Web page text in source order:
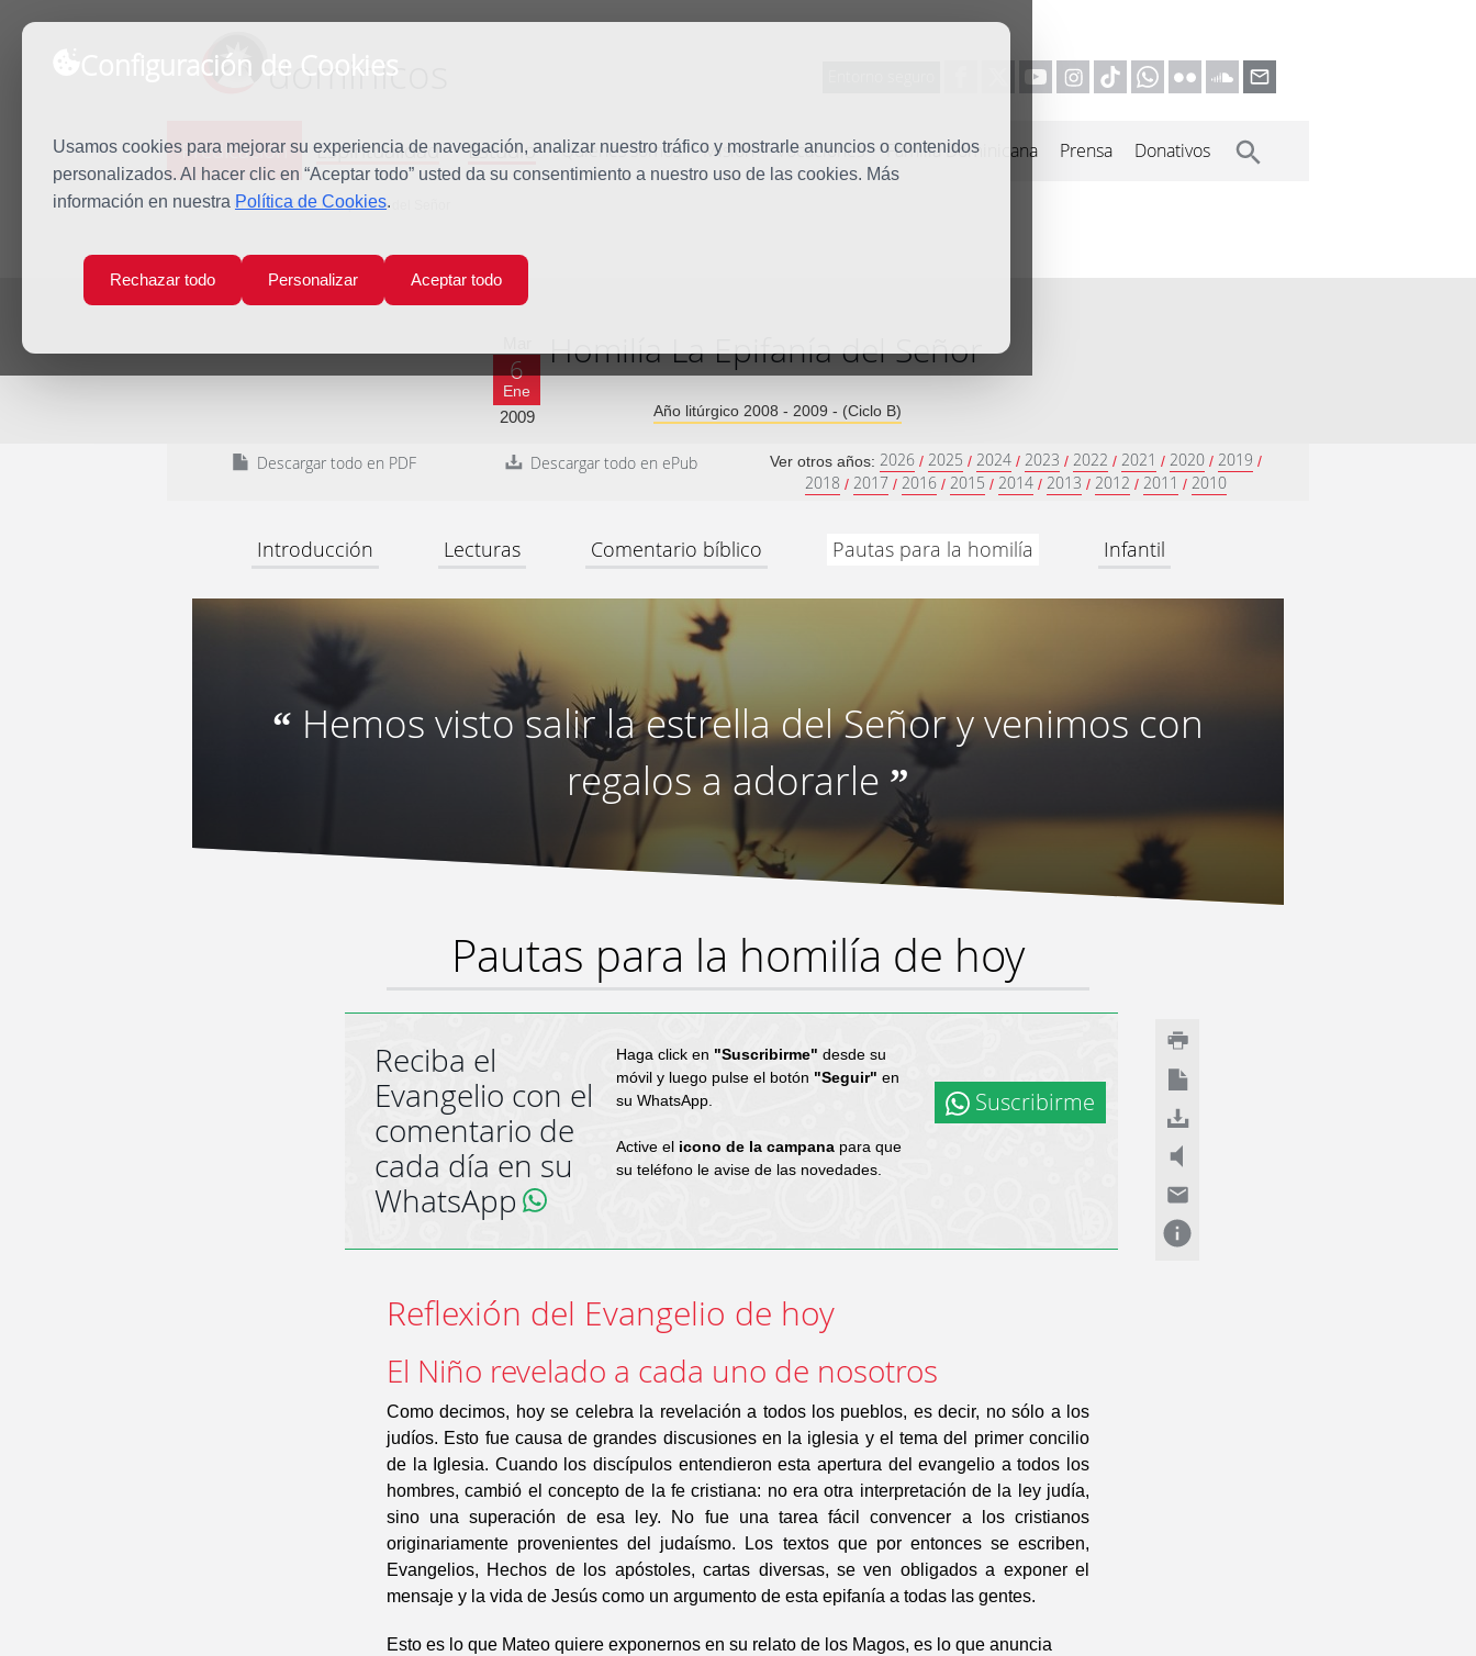
Configuración de Cookies
Usamos cookies para mejorar su experiencia de navegación, analizar nuestro tráfico y mostrarle anuncios o contenidos
personalizados. Al hacer clic en “Aceptar todo” usted da su consentimiento a nuestro uso de las cookies. Más
información en nuestra Política de Cookies.
Rechazar todo Personalizar Aceptar todo
dominicos
Predicación Espiritualidad Estudio Quiénes somos Misión Vocaciones Familia Dominicana Prensa Donativos
Inicio Predicación La Epifanía del Señor
6
Ene
2009
Homilía La Epifanía del Señor
Año litúrgico 2008 - 2009 - (Ciclo B)
Descargar todo en PDF Descargar todo en ePub Ver otros años: 2026 / 2025 / 2024 / 2023 / 2022 / 2021 / 2020 / 2019 /
2018 / 2017 / 2016 / 2015 / 2014 / 2013 / 2012 / 2011 / 2010
Introducción Lecturas Comentario bíblico Pautas para la homilía Infantil
“ Hemos visto salir la estrella del Señor y venimos con
regalos a adorarle ”
Pautas para la homilía de hoy
Reciba el
Evangelio con el
comentario de
cada día en su
WhatsApp
Haga click en "Suscribirme" desde su
móvil y luego pulse el botón "Seguir" en
su WhatsApp.
Active el icono de la campanapara que
su teléfono le avise de las novedades.
Suscribirme
Reflexión del Evangelio de hoy
El Niño revelado a cada uno de nosotros
Como decimos, hoy se celebra la revelación a todos los pueblos, es decir, no sólo a los
judíos. Esto fue causa de grandes discusiones en la iglesia y el tema del primer concilio
de la Iglesia. Cuando los discípulos entendieron esta apertura del evangelio a todos los
hombres, cambió el concepto de la fe cristiana: no era otra interpretación de la ley judía,
sino una superación de esa ley. No fue una tarea fácil convencer a los cristianos
originariamente provenientes del judaísmo. Los textos que por entonces se escriben,
Evangelios, Hechos de los apóstoles, cartas diversas, se ven obligados a exponer el
mensaje y la vida de Jesús como un argumento de esta epifanía a todas las gentes.
Esto es lo que Mateo quiere exponernos en su relato de los Magos, es lo que anuncia